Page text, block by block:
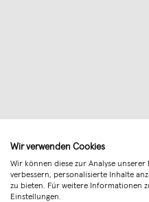
Wir verwenden Cookies
Wir können diese zur Analyse
verbessern, personalisierte Inhalte
zu bieten. Für weitere Informationen
Einstellungen.